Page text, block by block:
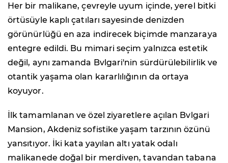
Her bir malikane, çevreyle uyum içinde, yerel bitki
örtüsüyle kaplı çatıları sayesinde denizden
görünürlüğü en aza indirecek biçimde manzaraya
entegre edildi. Bu mimari seçim yalnızca estetik
değil, aynı zamanda Bvlgari'nin sürdürülebilirlik ve
otantik yaşama olan kararlılığının da ortaya
koyuyor.
İlk tamamlanan ve özel ziyaretlere açılan Bvlgari
Mansion, Akdeniz sofistike yaşam tarzının özünü
yansıtıyor. İki kata yayılan altı yatak odalı
malikanede doğal bir merdiven, tavandan tabana